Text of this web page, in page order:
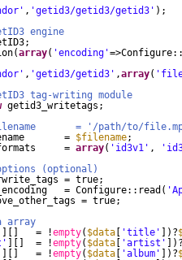
, 'getid3/getid3/getid3' );
engine
array( 'encoding'
, 'getid3/getid3' ,array(
tag-writing module
getid3_writetags;
= '/path/to/
= $filename;
= array( 'id3v1' ,
(optional)
= true;
= Configure::read(
= true;
array
][] = !empty( $data 'title' ])?
][] = !empty( $data 'artist'
][] = !empty( $data 'album' ])?